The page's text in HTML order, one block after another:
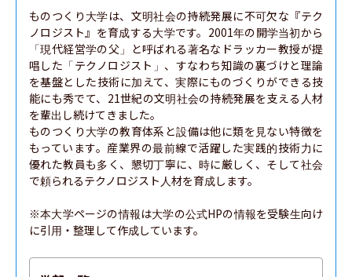
ものつくり大学は、文明社会の持続発展に不可欠な『テク
ノロジスト』を育成する大学です。2001年の開学当初から
「現代経営学の父」と呼ばれる著名なドラッカー教授が提
唱した「テクノロジスト」、すなわち知識の裏づけと理論
を基盤とした技術に加えて、実際にものづくりができる技
能にも秀でて、21世紀の文明社会の持続発展を支える人材
を輩出し続けてきました。
ものつくり大学の教育体系と設備は他に類を見ない特徴を
もっています。産業界の最前線で活躍した実践的技術力に
優れた教員も多く、懇切丁寧に、時に厳しく、そして社会
で頼られるテクノロジスト人材を育成します。
※本大学ページの情報は大学の公式HPの情報を受験生向け
に引用・整理して作成しています。